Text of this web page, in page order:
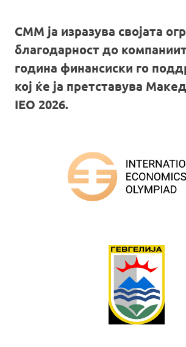
СММ ја изразува својата
благодарност до
година финансиски го
кој ќе ја претставува
IEO 2026.